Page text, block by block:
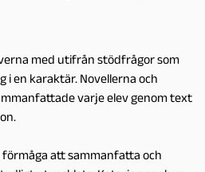
med utifrån stödfrågor som
i en karaktär. Novellerna och
varje elev genom text
att sammanfatta och